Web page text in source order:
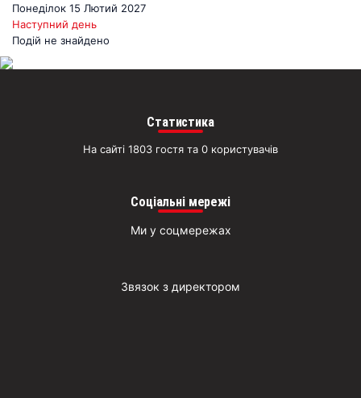
Понеділок 15 Лютий 2027
Наступний день
Подій не знайдено
Статистика
На сайті 1803 гостя та 0 користувачів
Соціальні мережі
Ми у соцмережах
Звязок з директором